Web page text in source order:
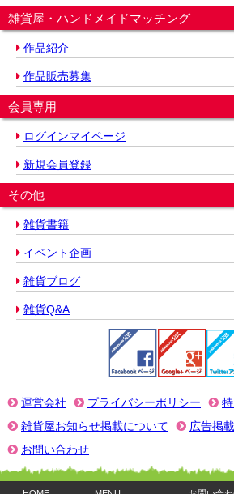
雑貨屋・ハンドメイドマッチング
作品紹介
作品販売募集
会員専用
ログインマイページ
新規会員登録
その他
雑貨書籍
イベント企画
雑貨ブログ
雑貨Q&A
運営会社 プライバシーポリシー
雑貨屋お知らせ掲載について
広告掲
お問い合わせ